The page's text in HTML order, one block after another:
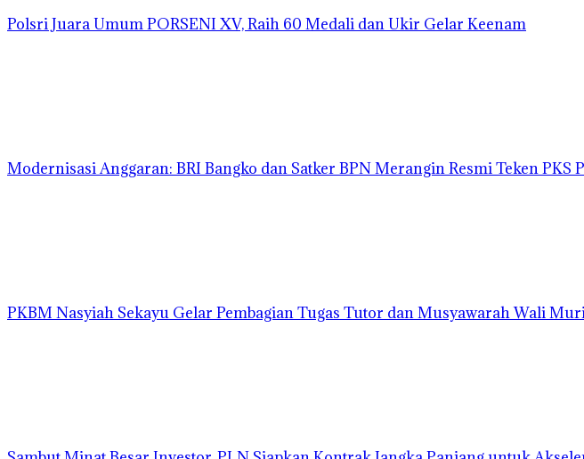
Polsri Juara Umum PORSENI XV, Raih 60 Medali dan Ukir Gelar Keenam
Modernisasi Anggaran: BRI Bangko dan Satker BPN Merangin Resmi Teken PKS
PKBM Nasyiah Sekayu Gelar Pembagian Tugas Tutor dan Musyawarah Wali